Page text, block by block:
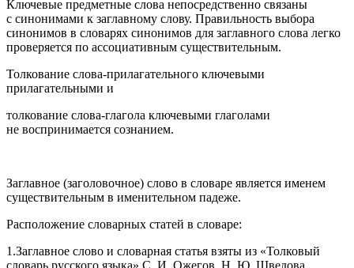
Ключевые предметные слова непосредственно связаны
с синонимами к заглавному слову. Правильность выбора
синонимов в словарях синонимов для заглавного слова легко
проверяется по ассоциативным существительным.
Толкование слова-прилагательного ключевыми
прилагательными и
толкование слова-глагола ключевыми глаголами
не воспринимается сознанием.
Заглавное (заголовочное) слово в словаре является именем
существительным в именительном падеже.
Расположение словарных статей в словаре:
1.Заглавное слово и словарная статья взяты из «Толковый
словарь русского языка» С. И. Ожегов, Н. Ю. Шведова.